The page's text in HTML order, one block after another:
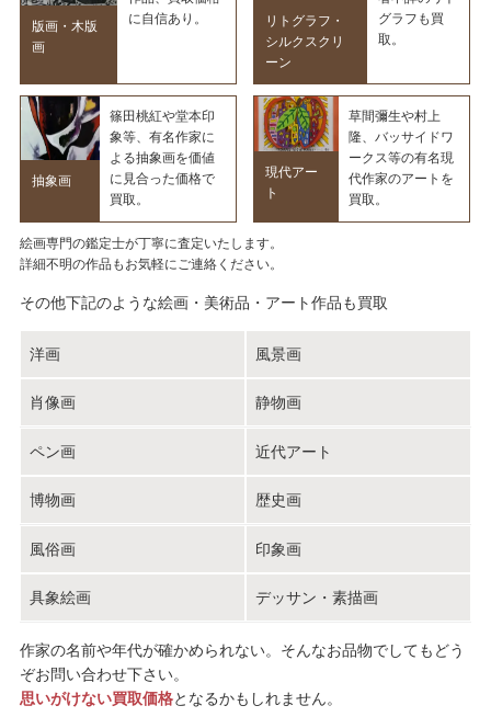
版画・木版
画
に自信あり。
リトグラフ・
シルクスクリ
ーン
グラフも買
取。
抽象画
篠田桃紅や堂本印
象等、有名作家に
よる抽象画を価値
に見合った価格で
買取。
現代アー
ト
草間彌生や村上
隆、バッサイドワ
ークス等の有名現
代作家のアートを
買取。
絵画専門の鑑定士が丁寧に査定いたします。
詳細不明の作品もお気軽にご連絡ください。
その他下記のような絵画・美術品・アート作品も買取
洋画 風景画
肖像画 静物画
ペン画 近代アート
博物画 歴史画
風俗画 印象画
具象絵画 デッサン・素描画
作家の名前や年代が確かめられない。そんなお品物でしてもどう
ぞお問い合わせ下さい。
思いがけない買取価格となるかもしれません。